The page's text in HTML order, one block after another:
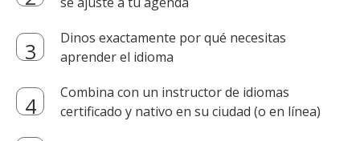
Dinos exactamente por qué necesitas
aprender el idioma
Combina con un instructor de idiomas
certificado y nativo en su ciudad (o en línea)